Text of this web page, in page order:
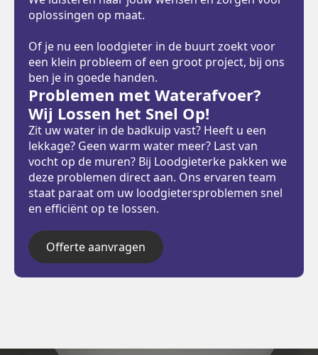
oplossingen op maat.
Of je nu een loodgieter in de buurt zoekt voor
een klein probleem of een groot project, bij ons
ben je in goede handen.
Problemen met Waterafvoer?
Wij Lossen het Snel Op!
Zit uw water in de badkuip vast? Heeft u een
lekkage? Geen warm water meer? Last van
vocht op de muren? Bij Loodgieterke pakken we
deze problemen direct aan. Ons ervaren team
staat paraat om uw loodgietersproblemen snel
en efficiënt op te lossen.
Offerte aanvragen